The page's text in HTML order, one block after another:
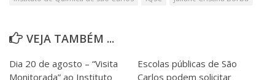
VEJA TAMBÉM ...
Dia 20 de agosto – “Visita
Monitorada” ao Instituto
Escolas públicas de São
Carlos podem solicitar